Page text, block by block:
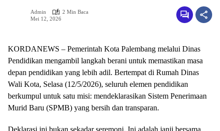
Admin
2 Min Baca
Mei 12, 2026
KORDANEWS – Pemerintah Kota Palembang melalui Dinas
Pendidikan mengambil langkah berani untuk memastikan masa
depan pendidikan yang lebih adil. Bertempat di Rumah Dinas
Wali Kota, Selasa (12/5/2026), seluruh elemen pendidikan
berkumpul untuk satu misi: mendeklarasikan Sistem Penerimaan
Murid Baru (SPMB) yang bersih dan transparan.
​Deklarasi ini bukan sekadar seremoni. Ini adalah janji bersama